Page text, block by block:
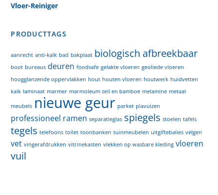
Vloer-Reiniger
PRODUCTTAGS
aanrecht anti-kalk bad bakplaat biologisch afbreekbaar
boot bureaus deuren foodsafe gelakte vloeren geoliede vloeren
hoogglanzende oppervlakken hout houten vloeren houtwerk huidvetten
kalk laminaat marmer marmoleum zeil en bamboe melamine metaal
meubels nieuwe geur parket plavuizen
professioneel ramen separatieglas spiegels stoelen tafels
tegels telefoons toilet toonbanken tuinmeubelen uitgiftebalies velgen
vet vingerafdrukken vitrinekasten vlekken op wasbare kleding vloeren
vuil